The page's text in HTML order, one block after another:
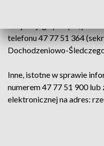
telefonu 47 77 51 364
Dochodzeniowo-
Inne, istotne w sprawie
numerem 47 77 51 900
elektronicznej na adres: